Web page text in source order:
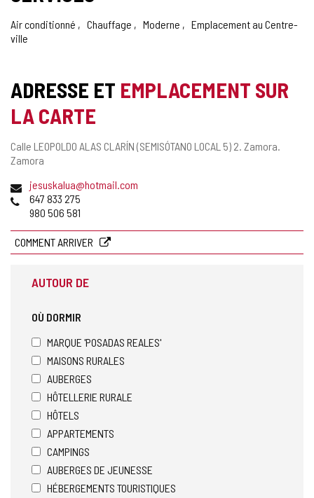
Air conditionné Chauffage Moderne
Emplacement au Centre-
ville
ADRESSE ET EMPLACEMENT SUR
LA CARTE
Adresse
postale
Calle LEOPOLDO ALAS CLARÍN (SEMISÓTANO LOCAL 5) 2. Zamora.
Zamora
Adresse
de
courrier
jesuskalua@hotmail.com
Téléphones
647 833 275
980 506 581
COMMENT ARRIVER
AUTOUR DE
OÙ DORMIR
MARQUE 'POSADAS REALES'
MAISONS RURALES
AUBERGES
HÔTELLERIE RURALE
HÔTELS
APPARTEMENTS
CAMPINGS
AUBERGES DE JEUNESSE
HÉBERGEMENTS TOURISTIQUES